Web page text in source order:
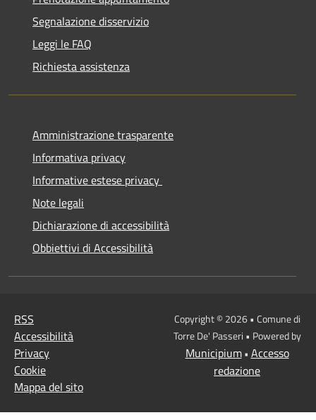
Segnalazione disservizio
Leggi le FAQ
Richiesta assistenza
Amministrazione trasparente
Informativa privacy
Informative estese privacy
Note legali
Dichiarazione di accessibilità
Obbiettivi di Accessibilità
RSS
Accessibilità
Privacy
Cookie
Mappa del sito
Copyright © 2026 • Comune di
Torre De' Passeri • Powered by
Municipium• Accesso
redazione